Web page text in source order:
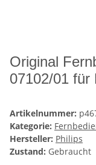
Original
07102/01 für
Artikelnummer:
Kategorie:
Hersteller: Philips
Zustand: Gebraucht